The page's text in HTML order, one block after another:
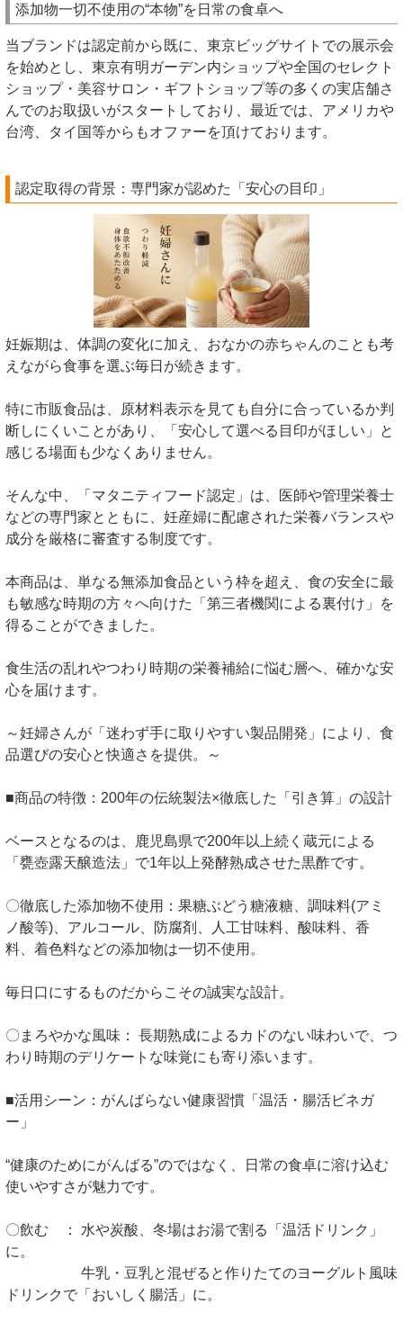
添加物一切不使用の“本物”を日常の食卓へ
当ブランドは認定前から既に、東京ビッグサイトでの展示会
を始めとし、東京有明ガーデン内ショップや全国のセレクト
ショップ・美容サロン・ギフトショップ等の多くの実店舗さ
んでのお取扱いがスタートしており、最近では、アメリカや
台湾、タイ国等からもオファーを頂けております。
認定取得の背景：専門家が認めた「安心の目印」
妊娠期は、体調の変化に加え、おなかの赤ちゃんのことも考
えながら食事を選ぶ毎日が続きます。
特に市販食品は、原材料表示を見ても自分に合っているか判
断しにくいことがあり、「安心して選べる目印がほしい」と
感じる場面も少なくありません。
そんな中、「マタニティフード認定」は、医師や管理栄養士
などの専門家とともに、妊産婦に配慮された栄養バランスや
成分を厳格に審査する制度です。
本商品は、単なる無添加食品という枠を超え、食の安全に最
も敏感な時期の方々へ向けた「第三者機関による裏付け」を
得ることができました。
食生活の乱れやつわり時期の栄養補給に悩む層へ、確かな安
心を届けます。
～妊婦さんが「迷わず手に取りやすい製品開発」により、食
品選びの安心と快適さを提供。～
■商品の特徴：200年の伝統製法×徹底した「引き算」の設計
ベースとなるのは、鹿児島県で200年以上続く蔵元による
「甕壺露天醸造法」で1年以上発酵熟成させた黒酢です。
〇徹底した添加物不使用：果糖ぶどう糖液糖、調味料(アミ
ノ酸等)、アルコール、防腐剤、人工甘味料、酸味料、香
料、着色料などの添加物は一切不使用。
毎日口にするものだからこその誠実な設計。
〇まろやかな風味： 長期熟成によるカドのない味わいで、つ
わり時期のデリケートな味覚にも寄り添います。
■活用シーン：がんばらない健康習慣「温活・腸活ビネガ
ー」
“健康のためにがんばる”のではなく、日常の食卓に溶け込む
使いやすさが魅力です。
〇飲む ： 水や炭酸、冬場はお湯で割る「温活ドリンク」
に。
牛乳・豆乳と混ぜると作りたてのヨーグルト風味
ドリンクで「おいしく腸活」に。